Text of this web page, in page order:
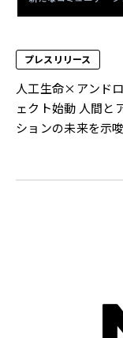
プレスリリース
人工生命×アンド
ェクト始動 人間と
ションの未来を示唆